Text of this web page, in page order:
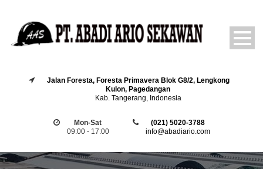
Jalan Foresta, Foresta Primavera Blok G8/2, Lengkong
Kulon, Pagedangan
Kab. Tangerang, Indonesia
Mon-Sat
09:00 - 17:00
(021) 5020-3788
info@abadiario.com